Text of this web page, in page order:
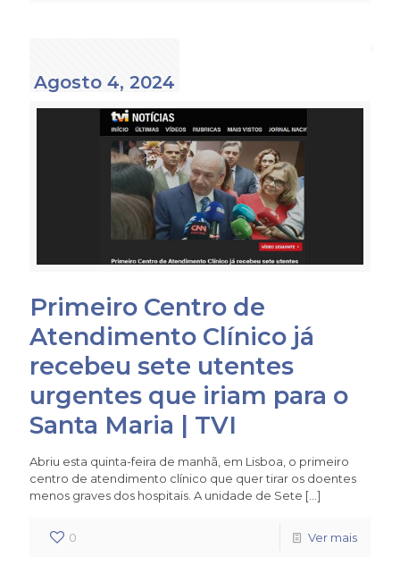
Agosto 4, 2024
Primeiro Centro de
Atendimento Clínico já
recebeu sete utentes
urgentes que iriam para o
Santa Maria | TVI
Abriu esta quinta-feira de manhã, em Lisboa, o primeiro
centro de atendimento clínico que quer tirar os doentes
menos graves dos hospitais. A unidade de Sete […]
0 Ver mais